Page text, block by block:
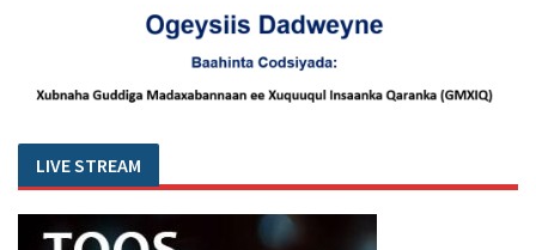
LIVE STREAM